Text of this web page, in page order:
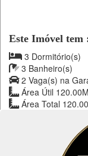
Este Imóvel tem
3 Dormitório(s)
3 Banheiro(s)
2 Vaga(s) na
Área Útil
Área Total